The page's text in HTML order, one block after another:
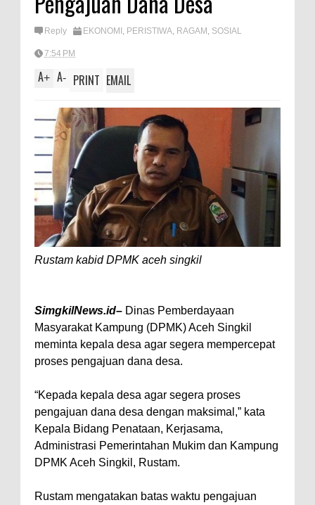
Reply EKONOMI , PERISTIWA, RAGAM , SOSIAL
7:54 PM
A+ A- PRINT EMAIL
Rustam kabid DPMK aceh singkil
SimgkilNews.id– Dinas Pemberdayaan
Masyarakat Kampung (DPMK) Aceh Singkil
meminta kepala desa agar segera mempercepat
proses pengajuan dana desa.
“Kepada kepala desa agar segera proses
pengajuan dana desa dengan maksimal,” kata
Kepala Bidang Penataan, Kerjasama,
Administrasi Pemerintahan Mukim dan Kampung
DPMK Aceh Singkil, Rustam.
Rustam mengatakan batas waktu pengajuan